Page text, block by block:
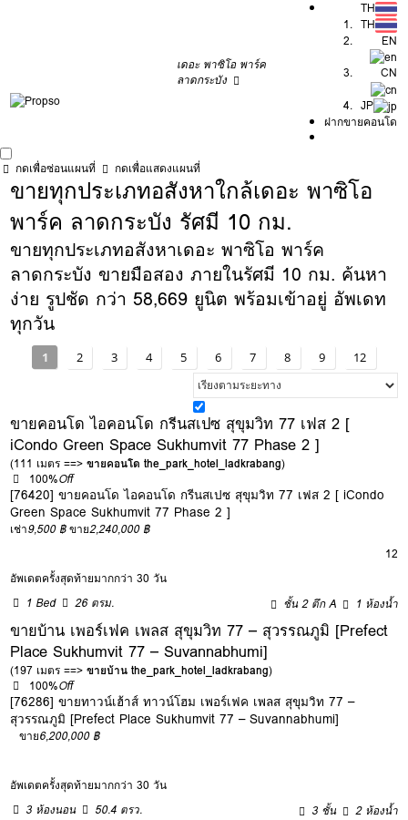
เดอะ พาซิโอ พาร์ค
ลาดกระบัง
TH
TH
EN
CN
JP
ฝากขายคอนโด
กดเพื่อซ่อนแผนที่ กดเพื่อแสดงแผนที่
ขายทุกประเภทอสังหาใกล้เดอะ พาซิโอ
พาร์ค ลาดกระบัง รัศมี 10 กม.
ขายทุกประเภทอสังหาเดอะ พาซิโอ พาร์ค
ลาดกระบัง ขายมือสอง ภายในรัศมี 10 กม. ค้นหา
ง่าย รูปชัด กว่า 58,669 ยูนิต พร้อมเข้าอยู่ อัพเดท
ทุกวัน
1 2 3 4 5 6 7 8 9 12
ขายคอนโด ไอคอนโด กรีนสเปซ สุขุมวิท 77 เฟส 2 [
iCondo Green Space Sukhumvit 77 Phase 2 ]
(111 เมตร ==>ขายคอนโด the_park_hotel_ladkrabang)
100%Off
[76420] ขายคอนโด ไอคอนโด กรีนสเปซ สุขุมวิท 77 เฟส 2 [ iCondo
Green Space Sukhumvit 77 Phase 2 ]
เช่า9,500 ฿ ขาย2,240,000 ฿
12
อัพเดตครั้งสุดท้ายมากกว่า 30 วัน
1 Bed
26 ตรม. ชั้น 2 ตึก A 1 ห้องน้ำ
ขายบ้าน เพอร์เฟค เพลส สุขุมวิท 77 – สุวรรณภูมิ [Prefect
Place Sukhumvit 77 – Suvannabhumi]
(197 เมตร ==>ขายบ้าน the_park_hotel_ladkrabang)
100%Off
[76286] ขายทาวน์เฮ้าส์ ทาวน์โฮม เพอร์เฟค เพลส สุขุมวิท 77 –
สุวรรณภูมิ [Prefect Place Sukhumvit 77 – Suvannabhumi]
ขาย6,200,000 ฿
อัพเดตครั้งสุดท้ายมากกว่า 30 วัน
3 ห้องนอน
50.4 ตรว. 3 ชั้น
2 ห้องน้ำ